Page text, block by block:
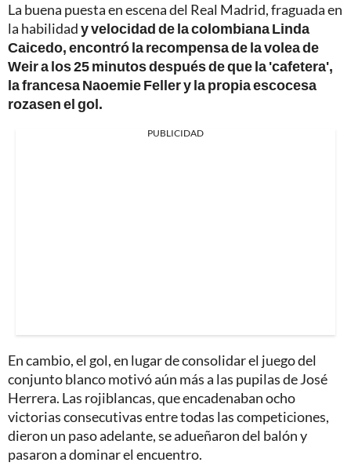
La buena puesta en escena del Real Madrid, fraguada en
la habilidady velocidad de la colombiana Linda
Caicedo, encontró la recompensa de la volea de
Weir a los 25 minutos después de que la 'cafetera',
la francesa Naoemie Feller y la propia escocesa
rozasen el gol.
PUBLICIDAD
En cambio, el gol, en lugar de consolidar el juego del
conjunto blanco motivó aún más a las pupilas de José
Herrera. Las rojiblancas, que encadenaban ocho
victorias consecutivas entre todas las competiciones,
dieron un paso adelante, se adueñaron del balón y
pasaron a dominar el encuentro.